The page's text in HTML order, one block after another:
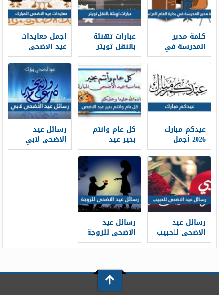
كلمة مدير
المدرسة في
بداية العام
الدراسي 1448
جاهزة للطباعة
عبارات تهنئة
بالنقل تويتر
1448 بالصور
اجمل معايدات
عيد الاضحى
المبارك 2026-
1448
عيدكم مبارك
2026 أجمل
كلمات وعبارات
وصور تهنئة
عيد الاضحى
1448
كل عام وانتم
بخير عيد
الاضحى 2026 ،
أجمل معايدات
كل عام وانتم
بخير 1448
رسائل عيد
الاضحى لابي
2026 … اجمل
رسائل عيد
الاضحى للحبيب
قصيرة 2026 ..
لحبيبي 1448
رسائل عيد
الاضحى للزوجة
2026 … مسجات